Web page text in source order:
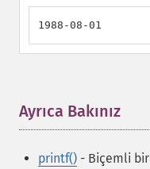
1988-08-01
Ayrıca Bakınız
printf() - Biçemli bir